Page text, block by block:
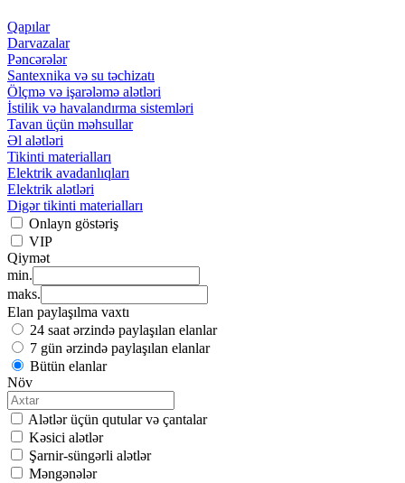
Qapılar
Darvazalar
Pəncərələr
Santexnika və su təchizatı
Ölçmə və işarələmə alətləri
İstilik və havalandırma sistemləri
Tavan üçün məhsullar
Əl alətləri
Tikinti materialları
Elektrik avadanlıqları
Elektrik alətləri
Digər tikinti materialları
Onlayn göstəriş
VIP
Qiymət
min.
maks.
Elan paylaşılma vaxtı
24 saat ərzində paylaşılan elanlar
7 gün ərzində paylaşılan elanlar
Bütün elanlar
Növ
Alətlər üçün qutular və çantalar
Kəsici alətlər
Şarnir-süngərli alətlər
Məngənələr